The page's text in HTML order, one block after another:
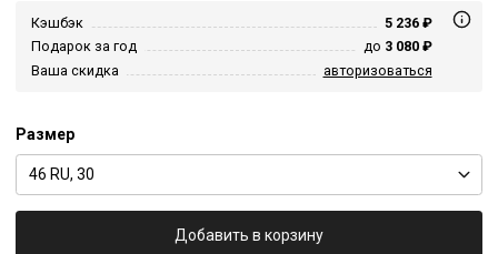
Кэшбэк
5 236 ₽
Подарок за год
до 3 080 ₽
Ваша скидка
авторизоваться
Размер
46 RU, 30
Добавить в корзину